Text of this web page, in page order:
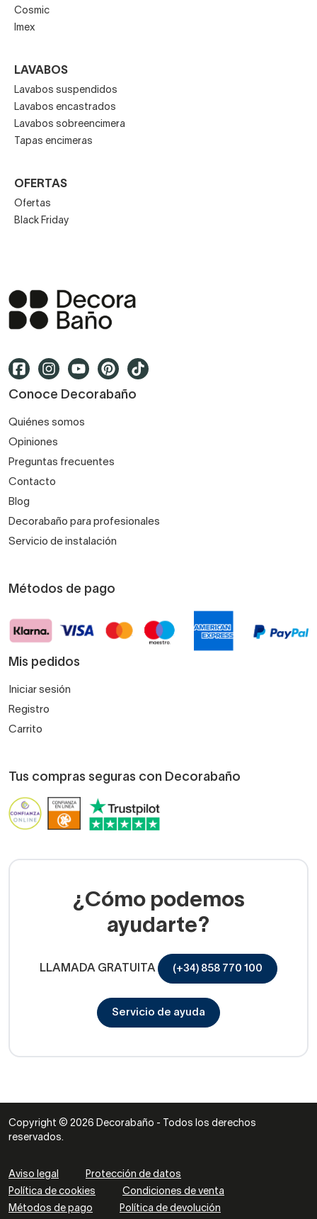
Cosmic
Imex
LAVABOS
Lavabos suspendidos
Lavabos encastrados
Lavabos sobreencimera
Tapas encimeras
OFERTAS
Ofertas
Black Friday
Conoce Decorabaño
Quiénes somos
Opiniones
Preguntas frecuentes
Contacto
Blog
Decorabaño para profesionales
Servicio de instalación
Métodos de pago
Mis pedidos
Iniciar sesión
Registro
Carrito
Tus compras seguras con Decorabaño
¿Cómo podemos
ayudarte?
LLAMADA GRATUITA (+34) 858 770 100
Servicio de ayuda
Copyright © 2026 Decorabaño - Todos los derechos
reservados.
Aviso legal
Protección de datos
Política de cookies
Condiciones de venta
Métodos de pago
Política de devolución